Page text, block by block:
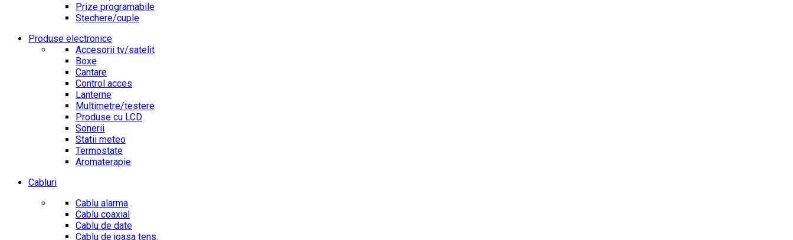
Prize programabile
Stechere/cuple
Produse electronice
Accesorii tv/satelit
Boxe
Cantare
Control acces
Lanterne
Multimetre/testere
Produse cu LCD
Sonerii
Statii meteo
Termostate
Aromaterapie
Cabluri
Cablu alarma
Cablu coaxial
Cablu de date
Cablu de joasa tens.